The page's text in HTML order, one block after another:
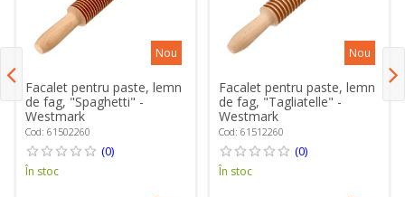
Nou
Facalet pentru paste, lemn
de fag, "Spaghetti" -
Westmark
Cod: 61502260
(0)
În stoc
Nou
Facalet pentru paste, lemn
de fag, "Tagliatelle" -
Westmark
Cod: 61512260
(0)
În stoc